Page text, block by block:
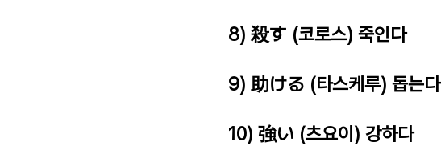
8) 殺す (코로스) 죽인다
9) 助ける (타스케루) 돕는다
10) 強い (츠요이) 강하다